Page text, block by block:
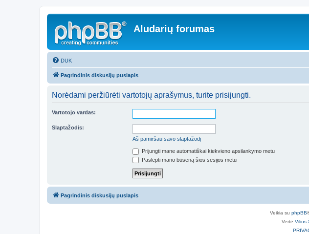
Aludarių forumas
DUK
Pagrindinis diskusijų puslapis
Norėdami peržiūrėti vartotojų aprašymus, turite prisijungti.
Vartotojo vardas:
Slaptažodis:
Aš pamiršau savo slaptažodį
Prijungti mane automatiškai kiekvieno apsilankymo metu
Paslėpti mano būseną šios sesijos metu
Pagrindinis diskusijų puslapis
Veikia su phpBB
Vertė Vilius